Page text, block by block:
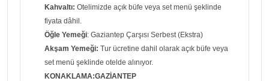
Kahvaltı: Otelimizde açık büfe veya set menü şeklinde
fiyata dâhil.
Öğle Yemeği: Gaziantep Çarşısı Serbest (Ekstra)
Akşam Yemeği: Tur ücretine dahil olarak açık büfe veya
set menü şeklinde otelde alınıyor.
KONAKLAMA:GAZİANTEP